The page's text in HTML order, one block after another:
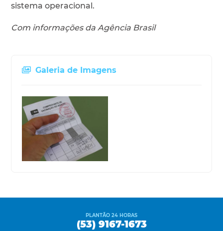
sistema operacional.
Com informações da Agência Brasil
Galeria de Imagens
PLANTÃO 24 HORAS
(53) 9167-1673